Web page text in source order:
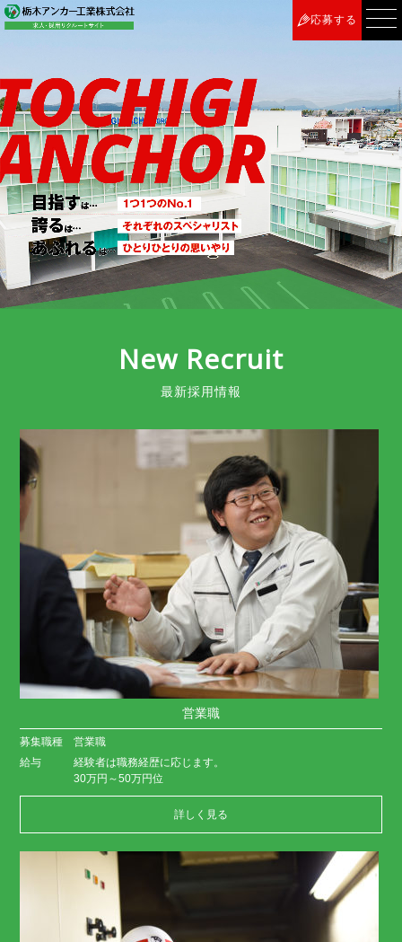
応募する
New Recruit
最新採用情報
営業職
募集職種
営業職
給与
経験者は職務経歴に応じます。
30万円～50万円位
詳しく見る